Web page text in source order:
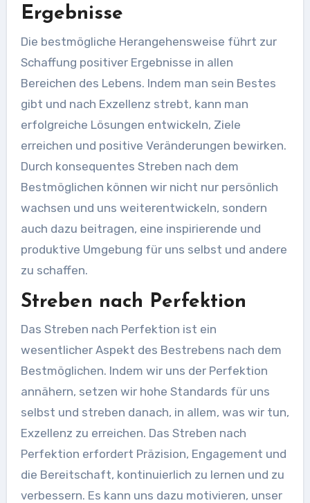
Ergebnisse
Die bestmögliche Herangehensweise führt zur
Schaffung positiver Ergebnisse in allen
Bereichen des Lebens. Indem man sein Bestes
gibt und nach Exzellenz strebt, kann man
erfolgreiche Lösungen entwickeln, Ziele
erreichen und positive Veränderungen bewirken.
Durch konsequentes Streben nach dem
Bestmöglichen können wir nicht nur persönlich
wachsen und uns weiterentwickeln, sondern
auch dazu beitragen, eine inspirierende und
produktive Umgebung für uns selbst und andere
zu schaffen.
Streben nach Perfektion
Das Streben nach Perfektion ist ein
wesentlicher Aspekt des Bestrebens nach dem
Bestmöglichen. Indem wir uns der Perfektion
annähern, setzen wir hohe Standards für uns
selbst und streben danach, in allem, was wir tun,
Exzellenz zu erreichen. Das Streben nach
Perfektion erfordert Präzision, Engagement und
die Bereitschaft, kontinuierlich zu lernen und zu
verbessern. Es kann uns dazu motivieren, unser